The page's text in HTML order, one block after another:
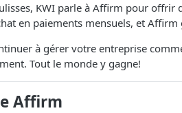
KWI parle à Affirm pour offrir
en paiements mensuels, et Affirm
à gérer votre entreprise
Tout le monde y gagne!
Affirm